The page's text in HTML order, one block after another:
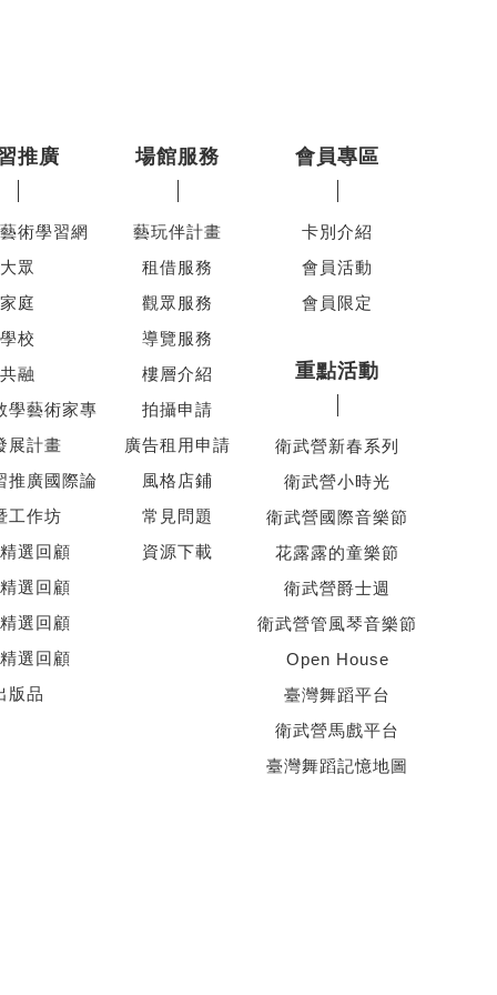
推廣
術學習網
大眾
家庭
學校
共融
學藝術家專
展計畫
推廣國際論
工作坊
選回顧
選回顧
選回顧
選回顧
版品
場館服務
藝玩伴計畫
租借服務
觀眾服務
導覽服務
樓層介紹
拍攝申請
廣告租用申請
風格店鋪
常見問題
資源下載
會員專區
卡別介紹
會員活動
會員限定
重點活動
衛武營新春系列
衛武營小時光
衛武營國際音樂節
花露露的童樂節
衛武營爵士週
衛武營管風琴音樂節
Open House
臺灣舞蹈平台
衛武營馬戲平台
臺灣舞蹈記憶地圖